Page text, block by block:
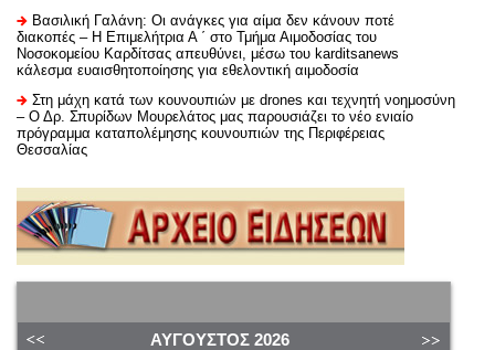
Βασιλική Γαλάνη: Οι ανάγκες για αίμα δεν κάνουν ποτέ
διακοπές – Η Επιμελήτρια Α ΄ στο Τμήμα Αιμοδοσίας του
Νοσοκομείου Καρδίτσας απευθύνει, μέσω του karditsanews
κάλεσμα ευαισθητοποίησης για εθελοντική αιμοδοσία
Στη μάχη κατά των κουνουπιών με drones και τεχνητή νοημοσύνη
– Ο Δρ. Σπυρίδων Μουρελάτος μας παρουσιάζει το νέο ενιαίο
πρόγραμμα καταπολέμησης κουνουπιών της Περιφέρειας
Θεσσαλίας
ΑΎΓΟΥΣΤΟΣ 2026